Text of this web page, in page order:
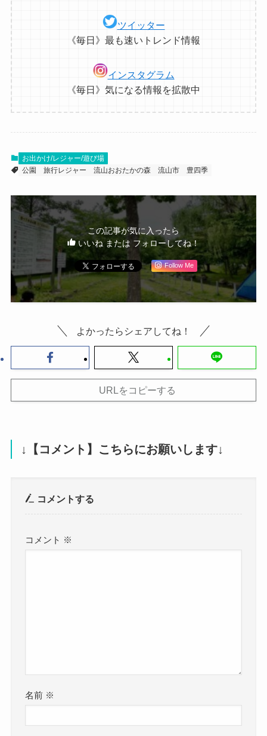
ツイッター
《毎日》最も速いトレンド情報
インスタグラム
《毎日》気になる情報を拡散中
お出かけ/レジャー/遊び場
公園
旅行レジャー 流山おおたかの森 流山市 豊四季
この記事が気に入ったら
いいね または フォローしてね！
Follow Me
よかったらシェアしてね！
URLをコピーする
↓【コメント】こちらにお願いします↓
コメントする
コメント ※
名前 ※